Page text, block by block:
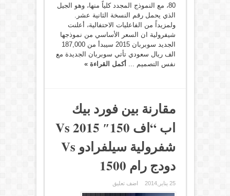
80، مع النموذج المجدد كلياً منها، وهو الجيل
الذي يحمل رقم النسخة الثانية عشر.
ولمزيداً من الفاعليات الاحتفالية، أعلنت
شيفرولية ان السعر الأساسي من نموذجها
الجديد سوبربان 2015 سيبدأ من 187,000
الف ريال سعودي تأتي سوبربان الجديدة مع
نفس التصميم ... أكمل القراءة »
مقارنة بين فورد بيك
اب “اف 150″ 2015 Vs
شفرولية سيلفرادو Vs
دودج رام 1500
25 يناير,2014 اضف تعليق